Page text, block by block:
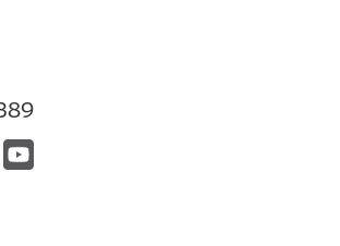
양식은 직원에게 다음 세부 사항을 수집합니
업그레이드에 필요한 용량입니다.